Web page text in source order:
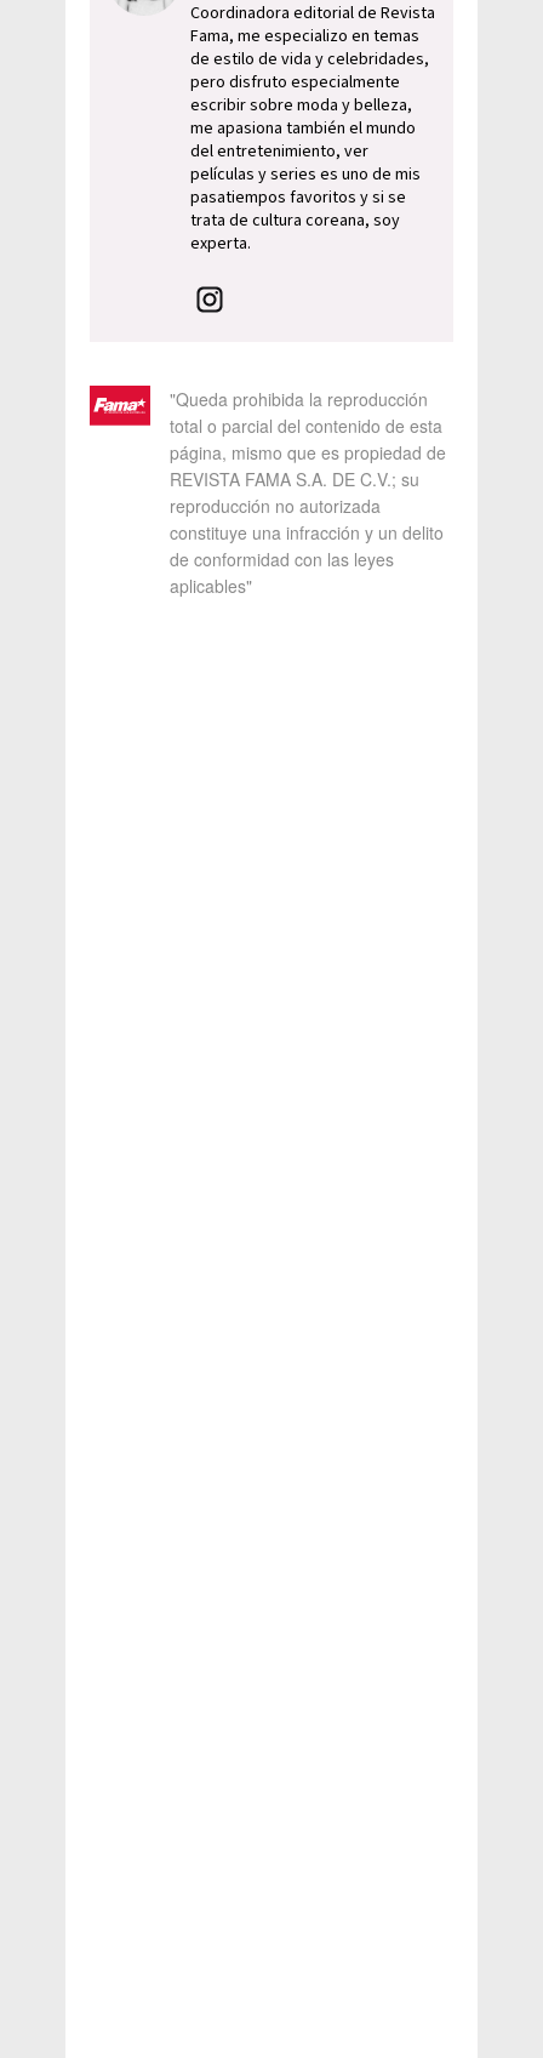
Coordinadora editorial de Revista
Fama, me especializo en temas
de estilo de vida y celebridades,
pero disfruto especialmente
escribir sobre moda y belleza,
me apasiona también el mundo
del entretenimiento, ver
películas y series es uno de mis
pasatiempos favoritos y si se
trata de cultura coreana, soy
experta.
"Queda prohibida la reproducción
total o parcial del contenido de esta
página, mismo que es propiedad de
REVISTA FAMA S.A. DE C.V.; su
reproducción no autorizada
constituye una infracción y un delito
de conformidad con las leyes
aplicables"